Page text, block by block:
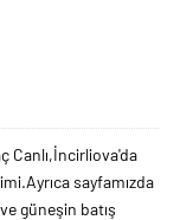
Canlı,İncirliova'da
sayfamızda
güneşin batış